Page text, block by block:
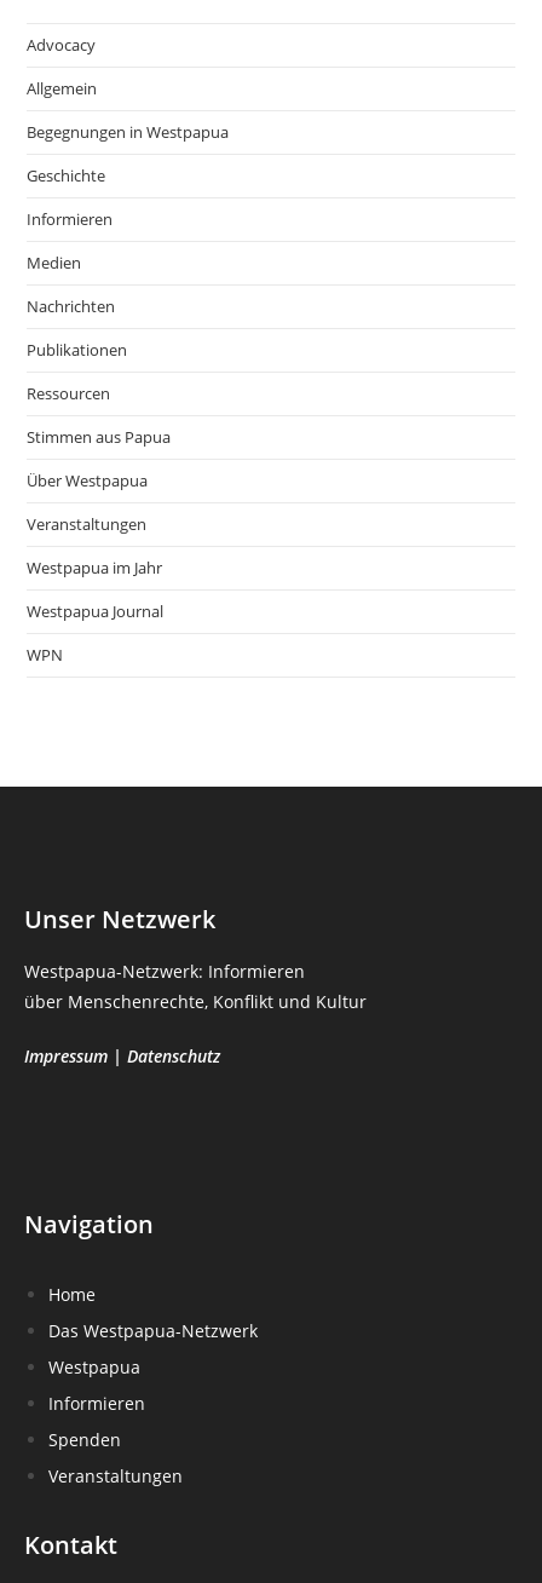
Advocacy
Allgemein
Begegnungen in Westpapua
Geschichte
Informieren
Medien
Nachrichten
Publikationen
Ressourcen
Stimmen aus Papua
Über Westpapua
Veranstaltungen
Westpapua im Jahr
Westpapua Journal
WPN
Unser Netzwerk
Westpapua-Netzwerk: Informieren
über Menschenrechte, Konflikt und Kultur
Impressum | Datenschutz
Navigation
Home
Das Westpapua-Netzwerk
Westpapua
Informieren
Spenden
Veranstaltungen
Kontakt